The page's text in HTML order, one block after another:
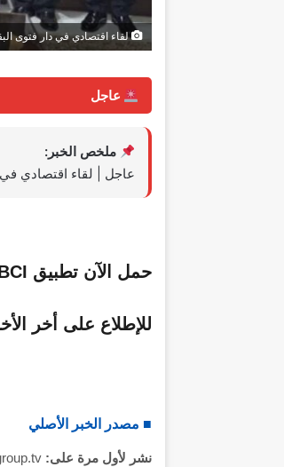
لقاء اقتصادي في دار فتوى
عاجل
ملخص الخبر:
عاجل | لقاء اقتصادي في
حمل الآن تطبيق LBCI للهواتف المحمولة
للإطلاع على أخر
■ مصدر الخبر الأصلي
نشر لأول مرة على: